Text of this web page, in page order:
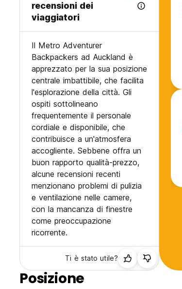
recensioni dei
viaggiatori
Il Metro Adventurer
Backpackers ad Auckland è
apprezzato per la sua posizione
centrale imbattibile, che facilita
l'esplorazione della città. Gli
ospiti sottolineano
frequentemente il personale
cordiale e disponibile, che
contribuisce a un'atmosfera
accogliente. Sebbene offra un
buon rapporto qualità-prezzo,
alcune recensioni recenti
menzionano problemi di pulizia
e ventilazione nelle camere,
con la mancanza di finestre
come preoccupazione
ricorrente.
Ti è stato utile?
Posizione